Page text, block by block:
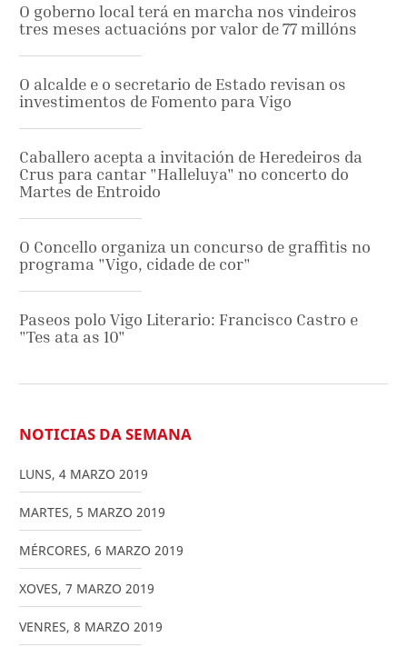
O goberno local terá en marcha nos vindeiros
tres meses actuacións por valor de 77 millóns
O alcalde e o secretario de Estado revisan os
investimentos de Fomento para Vigo
Caballero acepta a invitación de Heredeiros da
Crus para cantar "Halleluya" no concerto do
Martes de Entroido
O Concello organiza un concurso de graffitis no
programa "Vigo, cidade de cor"
Paseos polo Vigo Literario: Francisco Castro e
"Tes ata as 10"
NOTICIAS DA SEMANA
LUNS, 4 MARZO 2019
MARTES, 5 MARZO 2019
MÉRCORES, 6 MARZO 2019
XOVES, 7 MARZO 2019
VENRES, 8 MARZO 2019